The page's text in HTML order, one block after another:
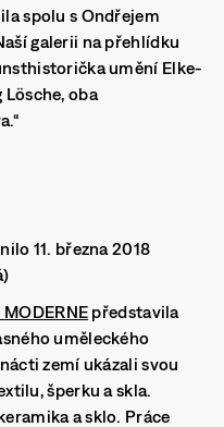
spolu s Ondřejem
galerii na přehlídku
umění Elke-
oba
11. března 2018
MODERNE představila
uměleckého
zemí ukázali svou
šperku a skla.
a sklo. Práce